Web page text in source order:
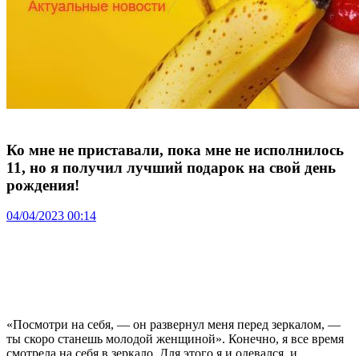
Ко мне не приставали, пока мне не исполнилось
11, но я получил лучший подарок на свой день
рождения!
04/04/2023 00:14
«Посмотри на себя, — он развернул меня перед зеркалом, —
ты скоро станешь молодой женщиной». Конечно, я все время